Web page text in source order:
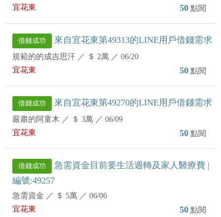
宜花東
50 點閱
借錢成功 來自宜花東第49313的LINE用戶借錢需求
規範的的成吉思汗 ／ ＄ 2萬 ／ 06/20
宜花東
50 點閱
借錢成功 來自宜花東第49270的LINE用戶借錢需求
嚴肅的阿童木 ／ ＄ 3萬 ／ 06/09
宜花東
50 點閱
借錢成功
急需資金目前要生活週轉及家人醫療費 |
編號:49257
急需資金 ／ ＄ 5萬 ／ 06/06
宜花東
50 點閱